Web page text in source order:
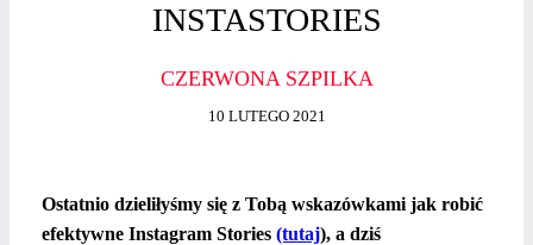
INSTASTORIES
CZERWONA SZPILKA
10 LUTEGO 2021
Ostatnio dzieliłyśmy się z Tobą wskazówkami jak robić
efektywne Instagram Stories (tutaj), a dziś